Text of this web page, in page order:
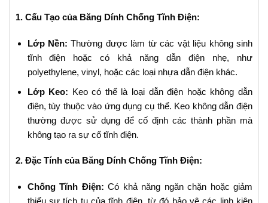
1. Cấu Tạo của Băng Dính Chống Tĩnh Điện:
Lớp Nền: Thường được làm từ các vật liệu không sinh
tĩnh điện hoặc có khả năng dẫn điện nhẹ, như
polyethylene, vinyl, hoặc các loại nhựa dẫn điện khác.
Lớp Keo: Keo có thể là loại dẫn điện hoặc không dẫn
điện, tùy thuộc vào ứng dụng cụ thể. Keo không dẫn điện
thường được sử dụng để cố định các thành phần mà
không tạo ra sự cố tĩnh điện.
2. Đặc Tính của Băng Dính Chống Tĩnh Điện:
Chống Tĩnh Điện: Có khả năng ngăn chặn hoặc giảm
thiểu sự tích tụ của tĩnh điện, từ đó bảo vệ các linh kiện